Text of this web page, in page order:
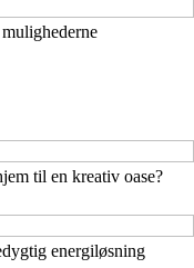
til en kreativ oase?
energiløsning